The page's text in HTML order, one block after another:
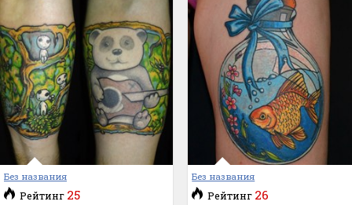
Без названия
Рейтинг 25
Без названия
Рейтинг 26